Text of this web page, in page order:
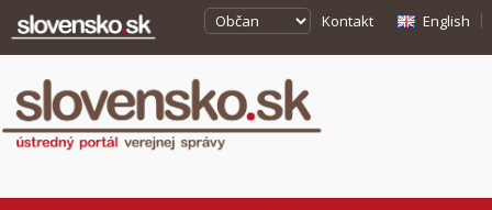
Kontakt English